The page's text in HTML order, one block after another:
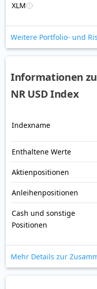
XLM
Weitere Portfolio- und
Informationen
NR USD Index
Indexname
Enthaltene Werte
Aktienpositionen
Anleihenpositionen
Cash und sonstige
Positionen
Mehr Details zur